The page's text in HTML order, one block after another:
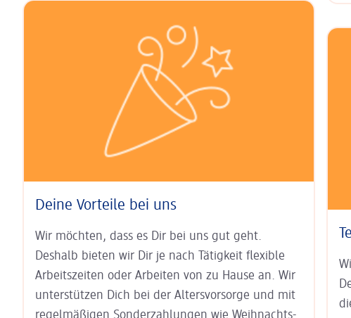
Deine Vorteile bei uns
Wir möchten, dass es Dir bei uns gut geht.
Deshalb bieten wir Dir je nach Tätigkeit flexible
Arbeits­zeiten oder Arbeiten von zu Hause an. Wir
unter­stützen Dich bei der Alters­vorsorge und mit